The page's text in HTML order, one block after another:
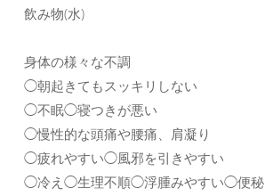
飲み物(水)
身体の様々な不調
◯朝起きてもスッキリしない
◯不眠◯寝つきが悪い
◯慢性的な頭痛や腰痛、肩凝り
◯疲れやすい◯風邪を引きやすい
◯冷え◯生理不順◯浮腫みやすい◯便秘